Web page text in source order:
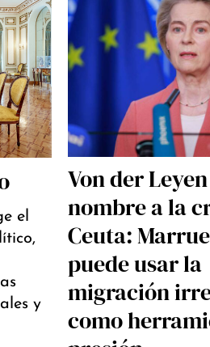
el
y
Von der
nombre a la
Ceuta:
puede usar la
migración
como